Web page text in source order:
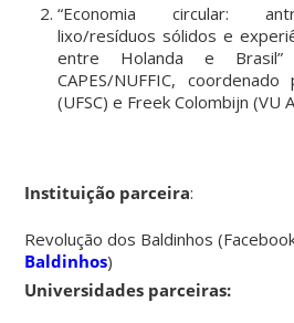
“Economia circular:
lixo/resíduos sólidos e
entre Holanda e Brasil”
CAPES/NUFFIC,
(UFSC) e Freek Colombijn (VU
Instituição parceira:
Revolução dos Baldinhos
Baldinhos)
Universidades parceiras: